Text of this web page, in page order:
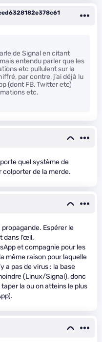
de Signal en citant
entendu parler que les
etc pullulent sur la
par contre, j’ai déjà lu
(dont FB, Twitter etc)
etc.
quel système de
colporter de la merde.
Espérer le
dans l’œil.
et compagnie pour les
même raison pour laquelle
a pas de virus : la base
(Linux/Signal), donc
la ou on atteins le plus